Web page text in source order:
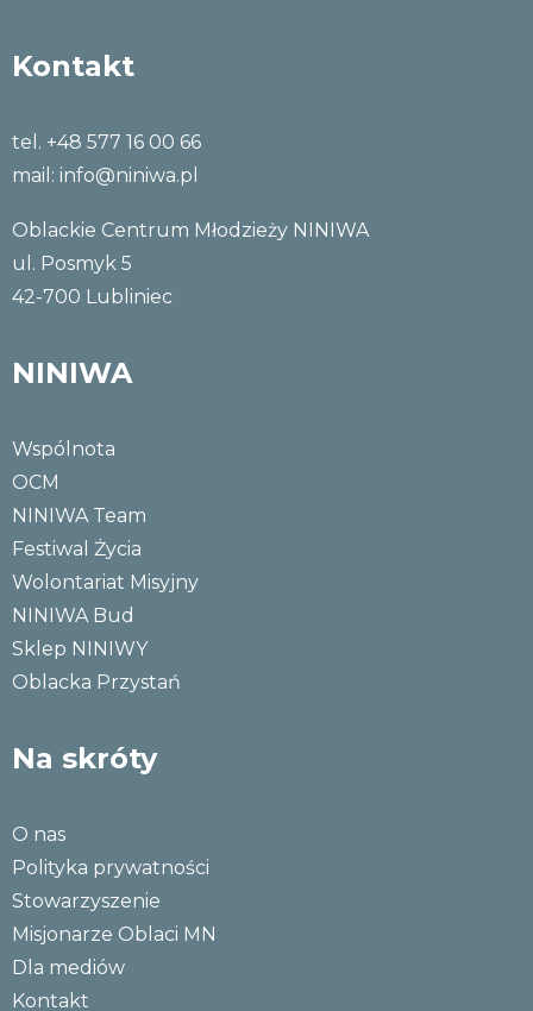
Kontakt
tel. +48 577 16 00 66
mail: info@niniwa.pl
Oblackie Centrum Młodzieży NINIWA
ul. Posmyk 5
42-700 Lubliniec
NINIWA
Wspólnota
OCM
NINIWA Team
Festiwal Życia
Wolontariat Misyjny
NINIWA Bud
Sklep NINIWY
Oblacka Przystań
Na skróty
O nas
Polityka prywatności
Stowarzyszenie
Misjonarze Oblaci MN
Dla mediów
Kontakt